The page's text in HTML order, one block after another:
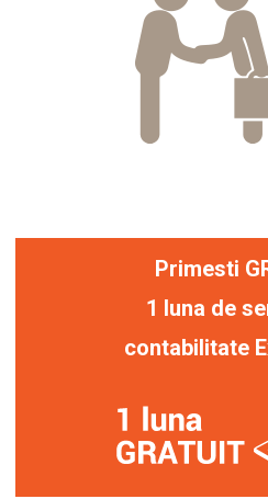
Primesti
1 luna de
contabilitate